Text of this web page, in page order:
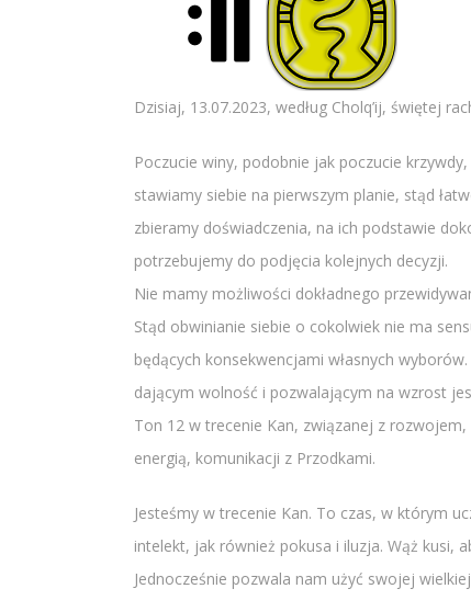
Dzisiaj, 13.07.2023, według Cholq’ij, świętej
Poczucie winy, podobnie jak poczucie
stawiamy siebie na pierwszym planie, stąd
zbieramy doświadczenia, na ich podstawie
potrzebujemy do podjęcia kolejnych decyzji.
Nie mamy możliwości dokładnego
Stąd obwinianie siebie o cokolwiek nie ma
będących konsekwencjami własnych
dającym wolność i pozwalającym na wzrost
Ton 12 w trecenie Kan, związanej z
energią, komunikacji z Przodkami.
Jesteśmy w trecenie Kan. To czas, w którym
intelekt, jak również pokusa i iluzja. Wąż kusi,
Jednocześnie pozwala nam użyć swojej